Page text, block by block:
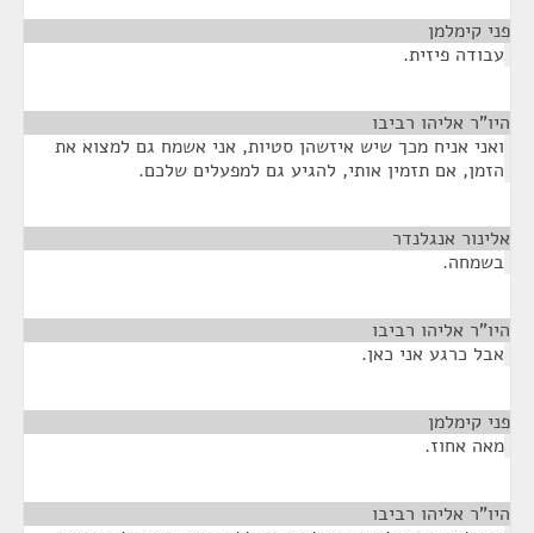
פני קימלמן
עבודה פיזית.
היו"ר אליהו רביבו
ואני אניח מכך שיש איזשהן סטיות, אני אשמח גם למצוא את
הזמן, אם תזמין אותי, להגיע גם למפעלים שלכם.
אלינור אנגלנדר
בשמחה.
היו"ר אליהו רביבו
אבל כרגע אני כאן.
פני קימלמן
מאה אחוז.
היו"ר אליהו רביבו